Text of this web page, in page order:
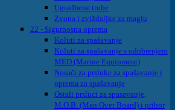
Ugradbene trube
Zvona i zviždaljke za maglu
22 - Sigurnosna oprema
Koluti za spašavanje
Koluti za spašavanje s odobrenjem
MED (Marine Equipment)
Nosači za prsluke za spašavanje i
oprema za spašavanje
Ostali prsluci za spasavanje,
M.O.B. (Man Over Board) i pribor